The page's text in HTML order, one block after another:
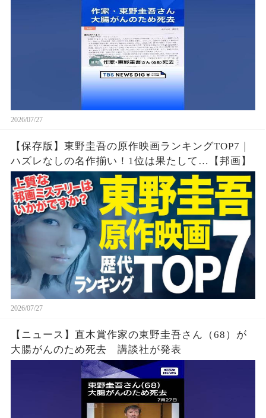
2026/07/27
【保存版】東野圭吾の原作映画ランキングTOP7｜
ハズレなしの名作揃い！1位は果たして…【邦画】
2026/07/27
【ニュース】直木賞作家の東野圭吾さん（68）が
大腸がんのため死去 講談社が発表